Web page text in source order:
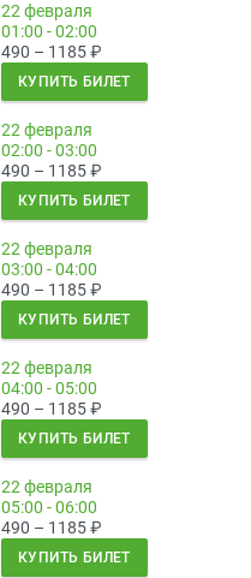
22 февраля
01:00 - 02:00
490 – 1185₽
КУПИТЬ БИЛЕТ
22 февраля
02:00 - 03:00
490 – 1185₽
КУПИТЬ БИЛЕТ
22 февраля
03:00 - 04:00
490 – 1185₽
КУПИТЬ БИЛЕТ
22 февраля
04:00 - 05:00
490 – 1185₽
КУПИТЬ БИЛЕТ
22 февраля
05:00 - 06:00
490 – 1185₽
КУПИТЬ БИЛЕТ